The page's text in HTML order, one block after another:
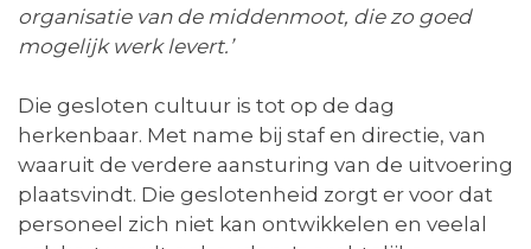
organisatie van de middenmoot, die zo goed
mogelijk werk levert.’
Die gesloten cultuur is tot op de dag
herkenbaar. Met name bij staf en directie, van
waaruit de verdere aansturing van de uitvoering
plaatsvindt. Die geslotenheid zorgt er voor dat
personeel zich niet kan ontwikkelen en veelal